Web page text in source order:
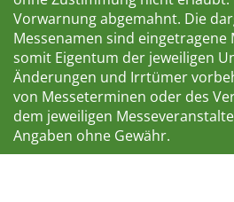
Vorwarnung abgemahnt. Die
Messenamen sind eingetragene
somit Eigentum der jeweiligen
Änderungen und Irrtümer
von Messeterminen oder des
dem jeweiligen
Angaben ohne Gewähr.